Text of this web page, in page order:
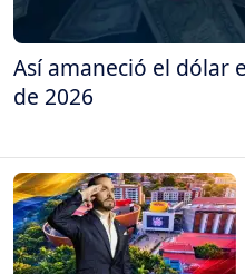
Así amaneció el dólar
de 2026